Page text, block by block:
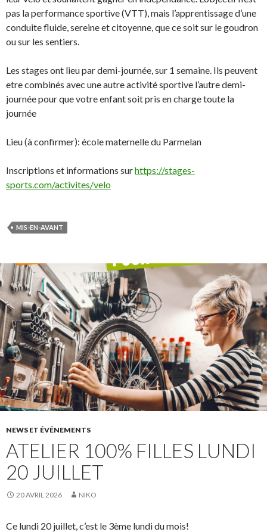
pas la performance sportive (VTT), mais l’apprentissage d’une
conduite fluide, sereine et citoyenne, que ce soit sur le goudron
ou sur les sentiers.
Les stages ont lieu par demi-journée, sur 1 semaine. Ils peuvent
etre combinés avec une autre activité sportive l’autre demi-
journée pour que votre enfant soit pris en charge toute la
journée
Lieu (à confirmer): école maternelle du Parmelan
Inscriptions et informations surhttps://stages-
sports.com/activites/velo
MIS-EN-AVANT
NEWS ET ÉVÉNEMENTS
ATELIER 100% FILLES LUNDI
20 JUILLET
20 AVRIL 2026 NIKO
Ce lundi 20 juillet, c’est le 3ème lundi du mois!